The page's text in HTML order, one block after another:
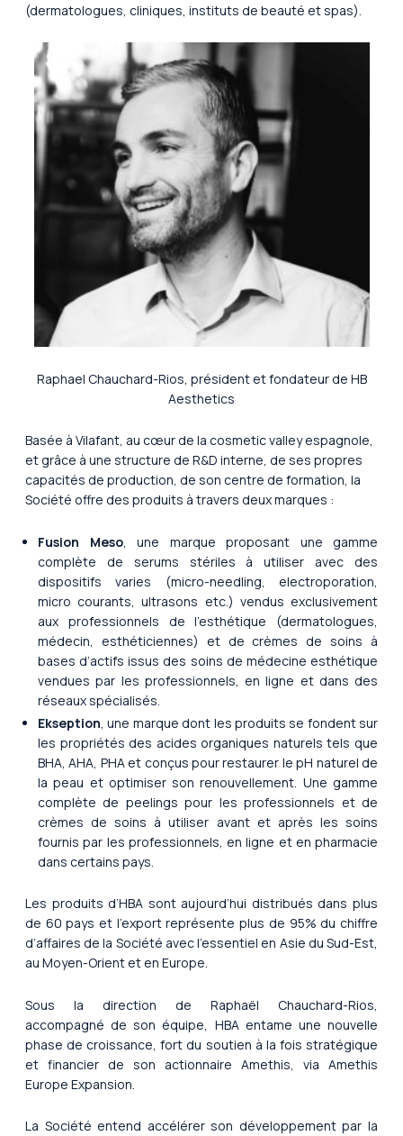
(dermatologues, cliniques, instituts de beauté et spas).
Raphael Chauchard-Rios, président et fondateur de HB
Aesthetics
Basée à Vilafant, au cœur de la cosmetic valley espagnole,
et grâce à une structure de R&D interne, de ses propres
capacités de production, de son centre de formation, la
Société offre des produits à travers deux marques :
Fusion Meso, une marque proposant une gamme
complète de serums stériles à utiliser avec des
dispositifs varies (micro-needling, electroporation,
micro courants, ultrasons etc.) vendus exclusivement
aux professionnels de l’esthétique (dermatologues,
médecin, esthéticiennes) et de crèmes de soins à
bases d’actifs issus des soins de médecine esthétique
vendues par les professionnels, en ligne et dans des
réseaux spécialisés.
Ekseption , une marque dont les produits se fondent sur
les propriétés des acides organiques naturels tels que
BHA, AHA, PHA et conçus pour restaurer le pH naturel de
la peau et optimiser son renouvellement. Une gamme
complète de peelings pour les professionnels et de
crèmes de soins à utiliser avant et après les soins
fournis par les professionnels, en ligne et en pharmacie
dans certains pays.
Les produits d’HBA sont aujourd’hui distribués dans plus
de 60 pays et l’export représente plus de 95% du chiffre
d’affaires de la Société avec l’essentiel en Asie du Sud-Est,
au Moyen-Orient et en Europe.
Sous la direction de Raphaël Chauchard-Rios,
accompagné de son équipe, HBA entame une nouvelle
phase de croissance, fort du soutien à la fois stratégique
et financier de son actionnaire Amethis, via Amethis
Europe Expansion.
La Société entend accélérer son développement par la